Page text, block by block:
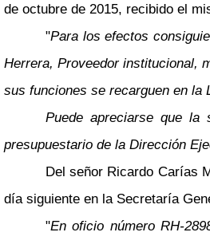
de octubre de 2015, recibido el
"Para los efectos
Herrera, Proveedor institucional,
sus funciones se recarguen en la
Puede apreciarse que
presupuestario de la Dirección
Del señor Ricardo Carías
día siguiente en la Secretaría
"En oficio número RH-